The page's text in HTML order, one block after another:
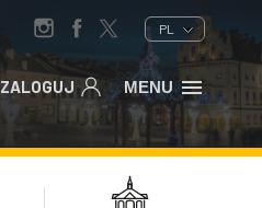
PL
ZALOGUJ MENU